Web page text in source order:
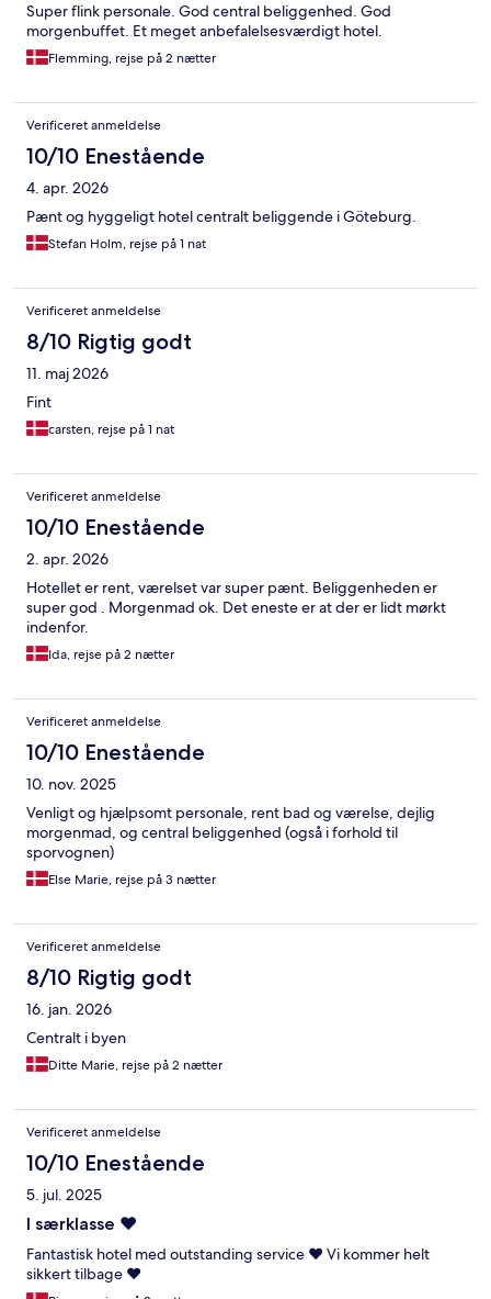
Super flink personale. God central beliggenhed. God
morgenbuffet. Et meget anbefalelsesværdigt hotel.
Flemming, rejse på 2 nætter
Verificeret anmeldelse
10/10 Enestående
4. apr. 2026
Pænt og hyggeligt hotel centralt beliggende i Göteburg.
Stefan Holm, rejse på 1 nat
Verificeret anmeldelse
8/10 Rigtig godt
11. maj 2026
Fint
carsten, rejse på 1 nat
Verificeret anmeldelse
10/10 Enestående
2. apr. 2026
Hotellet er rent, værelset var super pænt. Beliggenheden er
super god . Morgenmad ok. Det eneste er at der er lidt mørkt
indenfor.
Ida, rejse på 2 nætter
Verificeret anmeldelse
10/10 Enestående
10. nov. 2025
Venligt og hjælpsomt personale, rent bad og værelse, dejlig
morgenmad, og central beliggenhed (også i forhold til
sporvognen)
Else Marie, rejse på 3 nætter
Verificeret anmeldelse
8/10 Rigtig godt
16. jan. 2026
Centralt i byen
Ditte Marie, rejse på 2 nætter
Verificeret anmeldelse
10/10 Enestående
5. jul. 2025
I særklasse ♥️
Fantastisk hotel med outstanding service ♥️ Vi kommer helt
sikkert tilbage ♥️